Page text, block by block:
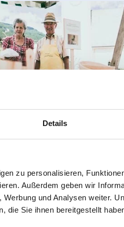
Details
zu personalisieren,
Außerdem geben wir
und Analysen weiter.
die Sie ihnen bereitgestellt